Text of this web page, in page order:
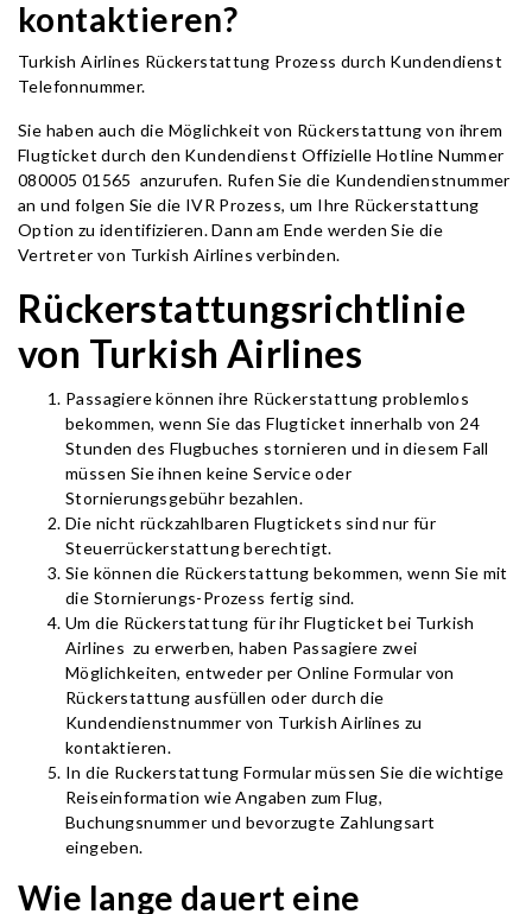
kontaktieren?
Turkish Airlines Rückerstattung Prozess durch Kundendienst
Telefonnummer.
Sie haben auch die Möglichkeit von Rückerstattung von ihrem
Flugticket durch den Kundendienst Offizielle Hotline Nummer
080005 01565 anzurufen. Rufen Sie die Kundendienstnummer
an und folgen Sie die IVR Prozess, um Ihre Rückerstattung
Option zu identifizieren. Dann am Ende werden Sie die
Vertreter von Turkish Airlines verbinden.
Rückerstattungsrichtlinie
von Turkish Airlines
Passagiere können ihre Rückerstattung problemlos
bekommen, wenn Sie das Flugticket innerhalb von 24
Stunden des Flugbuches stornieren und in diesem Fall
müssen Sie ihnen keine Service oder
Stornierungsgebühr bezahlen.
Die nicht rückzahlbaren Flugtickets sind nur für
Steuerrückerstattung berechtigt.
Sie können die Rückerstattung bekommen, wenn Sie mit
die Stornierungs-Prozess fertig sind.
Um die Rückerstattung für ihr Flugticket bei Turkish
Airlines zu erwerben, haben Passagiere zwei
Möglichkeiten, entweder per Online Formular von
Rückerstattung ausfüllen oder durch die
Kundendienstnummer von Turkish Airlines zu
kontaktieren.
In die Ruckerstattung Formular müssen Sie die wichtige
Reiseinformation wie Angaben zum Flug,
Buchungsnummer und bevorzugte Zahlungsart
eingeben.
Wie lange dauert eine